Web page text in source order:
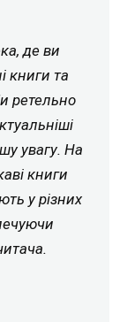
де ви
книги та
ретельно
увагу. На
книги
у різних